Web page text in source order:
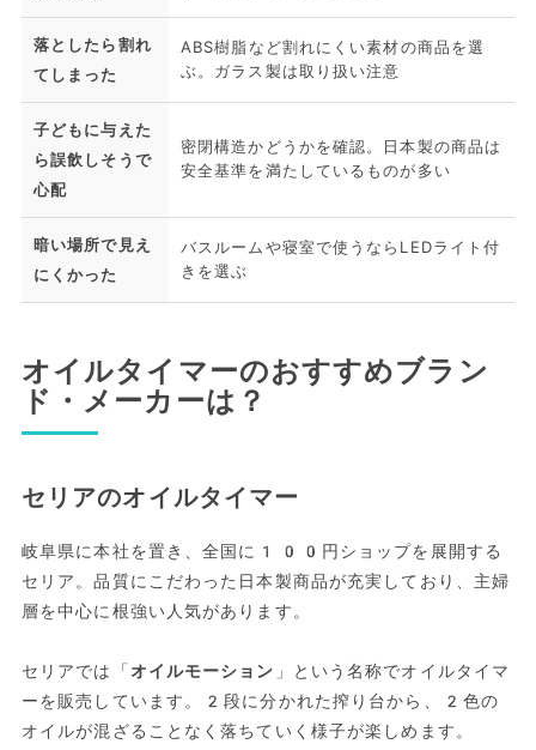
落としたら割れ
てしまった
ABS樹脂など割れにくい素材の商品を選
ぶ。ガラス製は取り扱い注意
子どもに与えた
ら誤飲しそうで
心配
密閉構造かどうかを確認。日本製の商品は
安全基準を満たしているものが多い
暗い場所で見え
にくかった
バスルームや寝室で使うならLEDライト付
きを選ぶ
オイルタイマーのおすすめブラン
ド・メーカーは？
セリアのオイルタイマー
岐阜県に本社を置き、全国に100円ショップを展開する
セリア。品質にこだわった日本製商品が充実しており、主婦
層を中心に根強い人気があります。
セリアでは「オイルモーション 」という名称でオイルタイマ
ーを販売しています。2段に分かれた搾り台から、2色の
オイルが混ざることなく落ちていく様子が楽しめます。